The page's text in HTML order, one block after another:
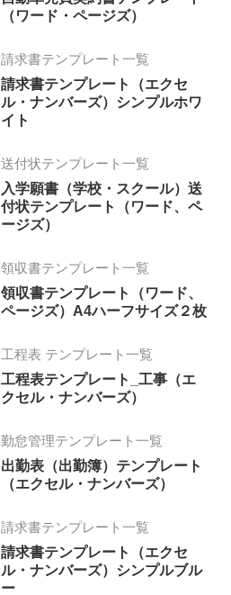
（ワード・ページズ）
請求書テンプレート一覧
請求書テンプレート（エクセ
ル・ナンバーズ）シンプルホワ
イト
送付状テンプレート一覧
入学願書（学校・スクール）送
付状テンプレート（ワード、ペ
ージズ）
領収書テンプレート一覧
領収書テンプレート（ワード、
ページズ）A4ハーフサイズ２枚
工程表 テンプレート一覧
工程表テンプレート_工事（エ
クセル・ナンバーズ）
勤怠管理テンプレート一覧
出勤表（出勤簿）テンプレート
（エクセル・ナンバーズ）
請求書テンプレート一覧
請求書テンプレート（エクセ
ル・ナンバーズ）シンプルブル
ー